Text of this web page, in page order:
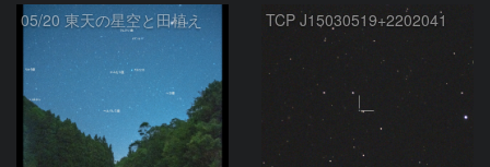
05/20 東天の星空と田植え TCP J15030519+2202041